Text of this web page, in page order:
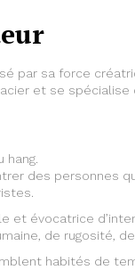
par sa force
et se spécialise
des personnes
et évocatrice
de rugosité,
habités de